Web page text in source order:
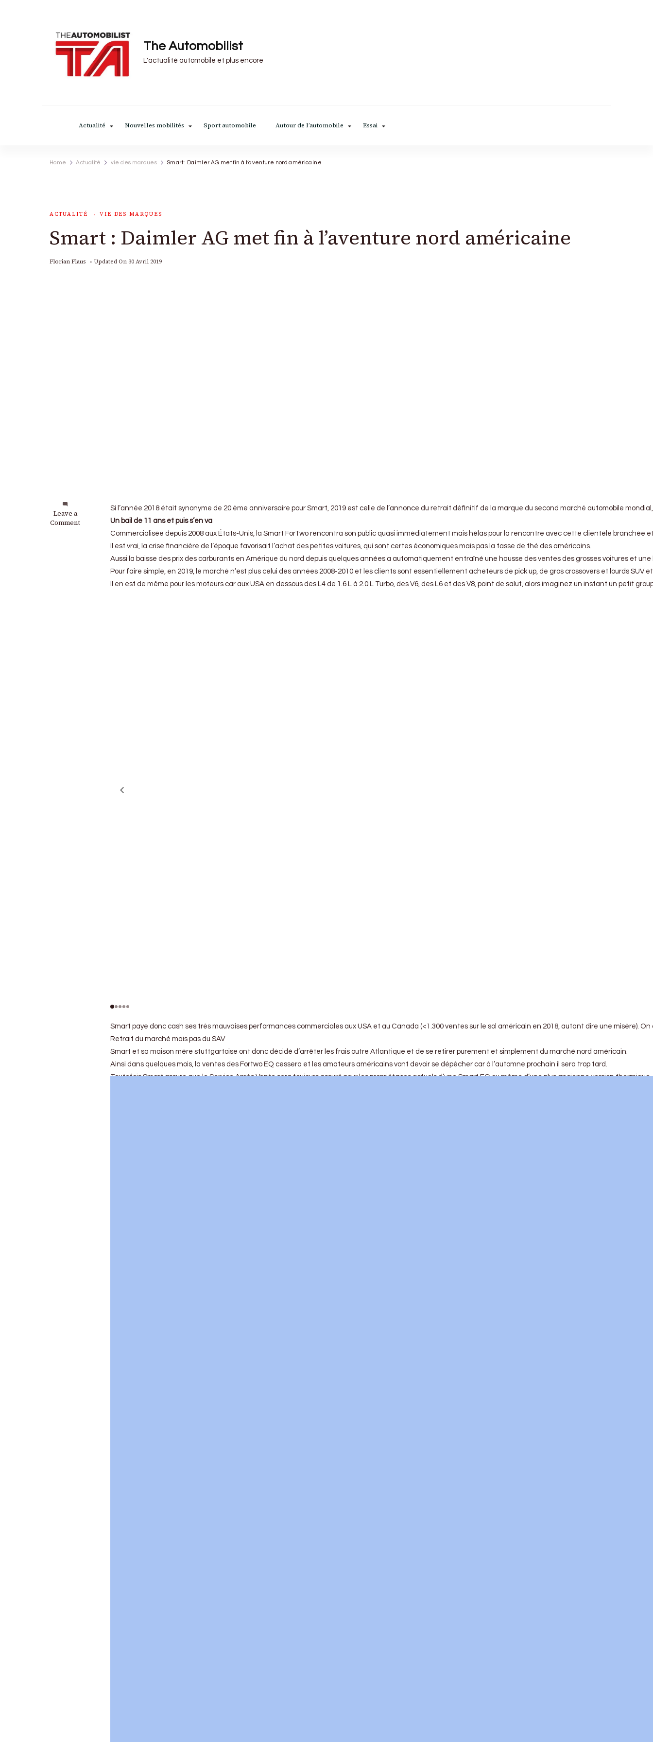
The Automobilist
L'actualité automobile et plus encore
Actualité Nouvelles mobilités Sport automobile Autour de l’automobile Essai
Home Actualité vie des marques Smart : Daimler AG met fin à l’aventure nord américaine
ACTUALITÉ VIE DES MARQUES
Smart : Daimler AG met fin à l’aventure nord américaine
Florian Flaus Updated On 30 Avril 2019
Leave a
Comment
on
Smart
Si l’année 2018 était synonyme de 20 ème anniversaire pour Smart, 2019 est celle de l’annonce du retrait définitif de la marque du second marché automobile
Un bail de 11 ans et puis s’en va
Commercialisée depuis 2008 aux États-Unis, la Smart ForTwo rencontra son public quasi immédiatement mais hélas pour la rencontre avec cette clientèle branchée
Il est vrai, la crise financière de l’époque favorisait l’achat des petites voitures, qui sont certes économiques mais pas la tasse de thé des américains.
Aussi la baisse des prix des carburants en Amérique du nord depuis quelques années a automatiquement entraîné une hausse des ventes des grosses voitures et
Pour faire simple, en 2019, le marché n’est plus celui des années 2008-2010 et les clients sont essentiellement acheteurs de pick up, de gros crossovers et lourds SUV
Il en est de même pour les moteurs car aux USA en dessous des L4 de 1.6 L à 2.0 L Turbo, des V6, des L6 et des V8, point de salut, alors imaginez un instant un petit
Smart paye donc cash ses très mauvaises performances commerciales aux USA et au Canada (<1.300 ventes sur le sol américain en 2018, autant dire une
Retrait du marché mais pas du SAV
Smart et sa maison mère stuttgartoise ont donc décidé d’arrêter les frais outre Atlantique et de se retirer purement et simplement du marché nord américain.
Ainsi dans quelques mois, la ventes des Fortwo EQ cessera et les amateurs américains vont devoir se dépêcher car à l’automne prochain il sera trop tard.
Toutefois Smart assure que le Service Après Vente sera toujours assuré pour les propriétaires actuels d’une Smart EQ ou même d’une plus ancienne version